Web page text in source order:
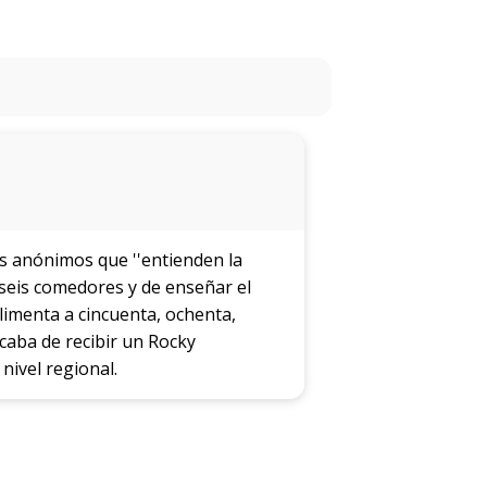
anónimos que ''entienden la
comedores y de enseñar el
a cincuenta, ochenta,
de recibir un Rocky
regional.